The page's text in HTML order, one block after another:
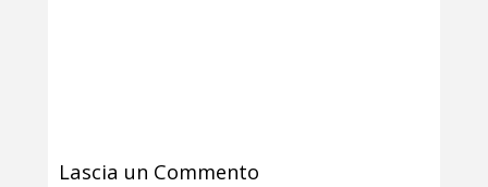
Lascia un Commento